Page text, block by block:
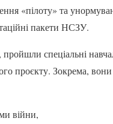
«пілоту» та
пакети НСЗУ.
пройшли спеціальні
проєкту. Зокрема,
війни,